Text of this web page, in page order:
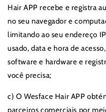
Hair APP recebe e registra
no seu navegador e
limitando ao seu endereço
usado, data e hora de
software e hardware e
você precisa;
c) O Wesface Hair APP
parceiros comerciais por